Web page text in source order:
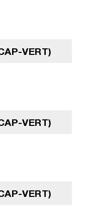
VERT)
VERT)
VERT)